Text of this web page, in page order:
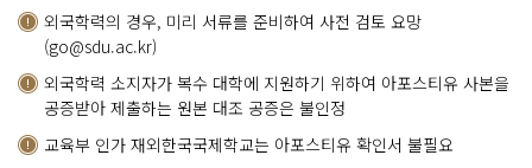
외국학력의 경우, 미리 서류를 준비하여 사전 검토 요망
(go@sdu.ac.kr)
외국학력 소지자가 복수 대학에 지원하기 위하여 아포스티유 사본을
공증받아 제출하는 원본 대조 공증은 불인정
교육부 인가 재외한국국제학교는 아포스티유 확인서 불필요